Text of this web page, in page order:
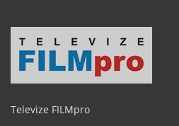
Televize FILMpro